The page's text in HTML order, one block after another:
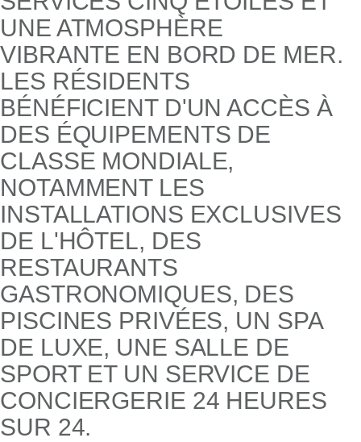
UNE ATMOSPHÈRE
VIBRANTE EN BORD DE MER.
LES RÉSIDENTS
BÉNÉFICIENT D'UN ACCÈS À
DES ÉQUIPEMENTS DE
CLASSE MONDIALE,
NOTAMMENT LES
INSTALLATIONS EXCLUSIVES
DE L'HÔTEL, DES
RESTAURANTS
GASTRONOMIQUES, DES
PISCINES PRIVÉES, UN SPA
DE LUXE, UNE SALLE DE
SPORT ET UN SERVICE DE
CONCIERGERIE 24 HEURES
SUR 24.